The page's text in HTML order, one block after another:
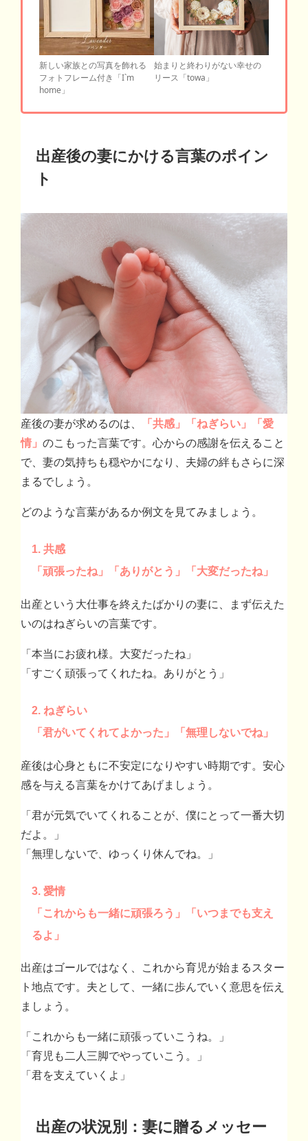
新しい家族との写真を飾れる
フォトフレーム付き「I`m
home」
始まりと終わりがない幸せの
リース「towa」
出産後の妻にかける言葉のポイン
ト
産後の妻が求めるのは、 「共感」 「ねぎらい」
「愛
情」 のこもった言葉です。心からの感謝を伝えること
で、妻の気持ちも穏やかになり、夫婦の絆もさらに深
まるでしょう。
どのような言葉があるか例文を見てみましょう。
1. 共感
「頑張ったね」「ありがとう」「大変だったね」
出産という大仕事を終えたばかりの妻に、まず伝えた
いのはねぎらいの言葉です。
「本当にお疲れ様。大変だったね」
「すごく頑張ってくれたね。ありがとう」
2. ねぎらい
「君がいてくれてよかった」「無理しないでね」
産後は心身ともに不安定になりやすい時期です。安心
感を与える言葉をかけてあげましょう。
「君が元気でいてくれることが、僕にとって一番大切
だよ。」
「無理しないで、ゆっくり休んでね。」
3. 愛情
「これからも一緒に頑張ろう」「いつまでも支え
るよ」
出産はゴールではなく、これから育児が始まるスター
ト地点です。夫として、一緒に歩んでいく意思を伝え
ましょう。
「これからも一緒に頑張っていこうね。」
「育児も二人三脚でやっていこう。」
「君を支えていくよ」
出産の状況別：妻に贈るメッセー